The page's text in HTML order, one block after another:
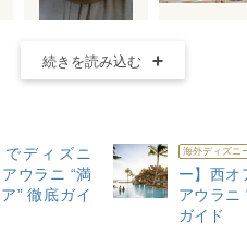
続きを読み込む
でディズニ
ウラニ “満
” 徹底ガイ
海外ディズニ
ー】西オ
アウラニ
ガイド